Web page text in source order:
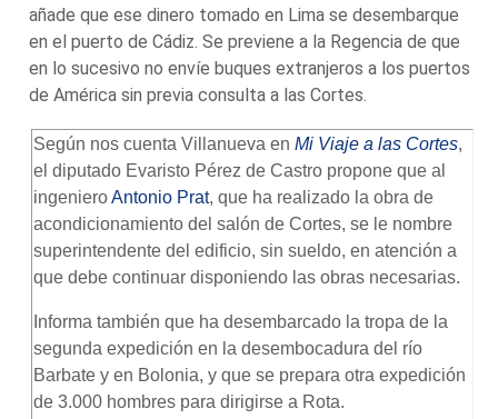
añade que ese dinero tomado en Lima se desembarque
en el puerto de Cádiz. Se previene a la Regencia de que
en lo sucesivo no envíe buques extranjeros a los puertos
de América sin previa consulta a las Cortes.
Según nos cuenta Villanueva enMi Viaje a las Cortes,
el diputado Evaristo Pérez de Castro propone que al
ingenieroAntonio Prat, que ha realizado la obra de
acondicionamiento del salón de Cortes, se le nombre
superintendente del edificio, sin sueldo, en atención a
que debe continuar disponiendo las obras necesarias.
Informa también que ha desembarcado la tropa de la
segunda expedición en la desembocadura del río
Barbate y en Bolonia, y que se prepara otra expedición
de 3.000 hombres para dirigirse a Rota.